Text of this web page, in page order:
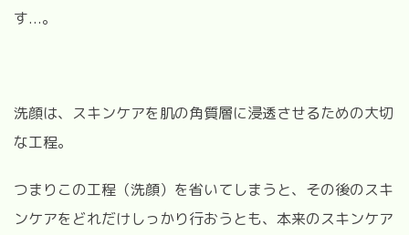
す...。
洗顔は、スキンケアを肌の角質層に浸透させるための大切
な工程。
つまりこの工程（洗顔）を省いてしまうと、その後のスキ
ンケアをどれだけしっかり行おうとも、本来のスキンケア